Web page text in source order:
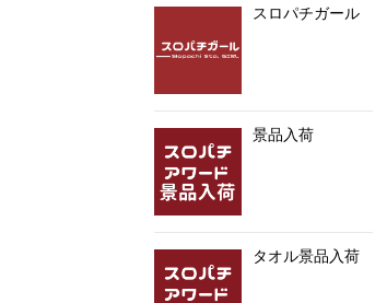
スロパチガール
景品入荷
タオル景品入荷